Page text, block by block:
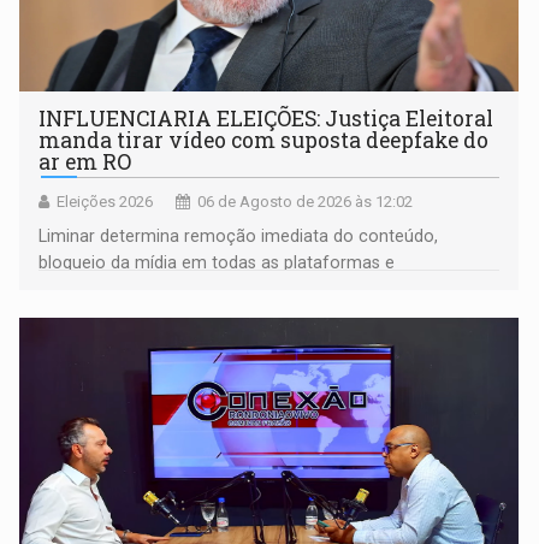
INFLUENCIARIA ELEIÇÕES: Justiça Eleitoral
manda tirar vídeo com suposta deepfake do
ar em RO
Eleições 2026 06 de Agosto de 2026 às 12:02
Liminar determina remoção imediata do conteúdo,
bloqueio da mídia em todas as plataformas e